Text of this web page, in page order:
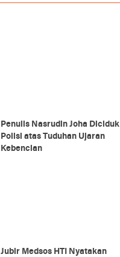
Penulis Nasrudin Joha Diciduk
Polisi atas Tuduhan Ujaran
Kebencian
Jubir Medsos HTI Nyatakan